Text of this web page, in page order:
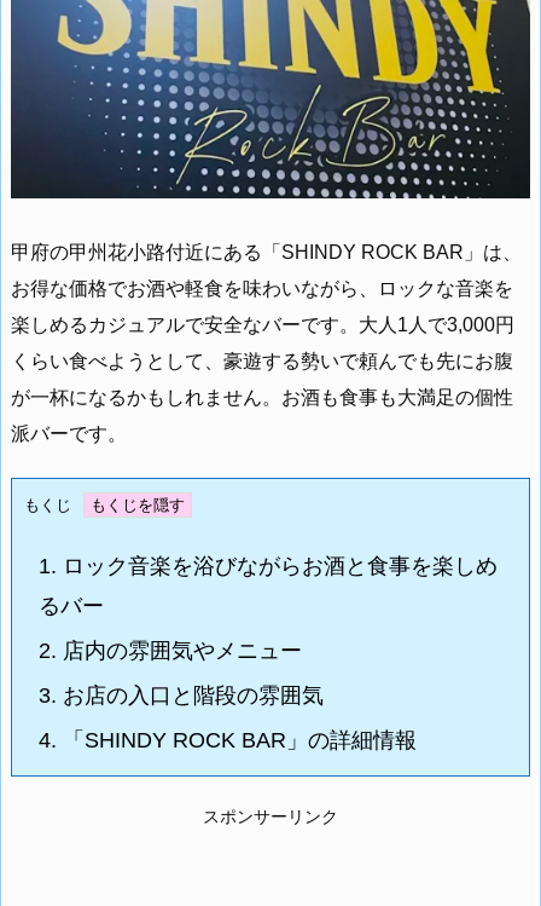
甲府の甲州花小路付近にある「SHINDY ROCK BAR」は、
お得な価格でお酒や軽食を味わいながら、ロックな音楽を
楽しめるカジュアルで安全なバーです。大人1人で3,000円
くらい食べようとして、豪遊する勢いで頼んでも先にお腹
が一杯になるかもしれません。お酒も食事も大満足の個性
派バーです。
もくじ
1. ロック音楽を浴びながらお酒と食事を楽しめ
るバー
2. 店内の雰囲気やメニュー
3. お店の入口と階段の雰囲気
4. 「SHINDY ROCK BAR」の詳細情報
スポンサーリンク